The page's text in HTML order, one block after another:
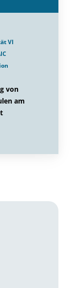
VI
von
am